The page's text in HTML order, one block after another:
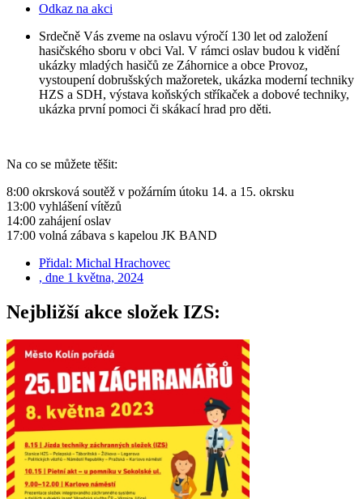
Odkaz na akci
Srdečně Vás zveme na oslavu výročí 130 let od založení
hasičského sboru v obci Val. V rámci oslav budou k vidění
ukázky mladých hasičů ze Záhornice a obce Provoz,
vystoupení dobrušských mažoretek, ukázka moderní techniky
HZS a SDH, výstava koňských stříkaček a dobové techniky,
ukázka první pomoci či skákací hrad pro děti.
Na co se můžete těšit:
8:00 okrsková soutěž v požárním útoku 14. a 15. okrsku
13:00 vyhlášení vítězů
14:00 zahájení oslav
17:00 volná zábava s kapelou JK BAND
Přidal: Michal Hrachovec
, dne 1 května, 2024
Nejbližší akce složek IZS: